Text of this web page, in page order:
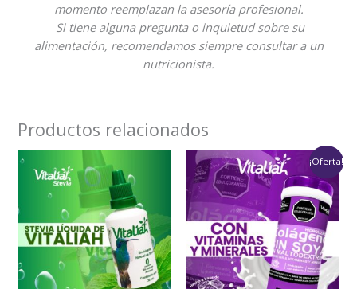
momento reemplazan la asesoría profesional.
Si tiene alguna pregunta o inquietud sobre su
alimentación, recomendamos siempre consultar a un
nutricionista.
Productos relacionados
¡Oferta!
Rango
de
precios:
desde
$60,000
hasta
$129,900